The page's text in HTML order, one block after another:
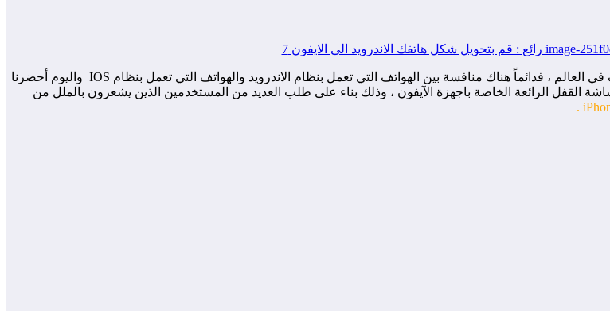
جميعاً نعرف نظام التشغيل الرائع IOS والذي يعتبر واحد من افضل انظمه التشغيل للهواتف في العالم ، فدائماً هناك منافسة بين الهواتف التي تعمل بنظام الاندرويد والهواتف التي تعمل بنظام IOS واليوم أحضرنا
من تحويل شكل الاندرويد الي آيفون 7 مع جميع مميزات شاشة القفل الرائعة الخاصة باجهزة الآيفون ، وذلك بناء على طلب العديد من المستخدمين الذين يشعرون بالملل من